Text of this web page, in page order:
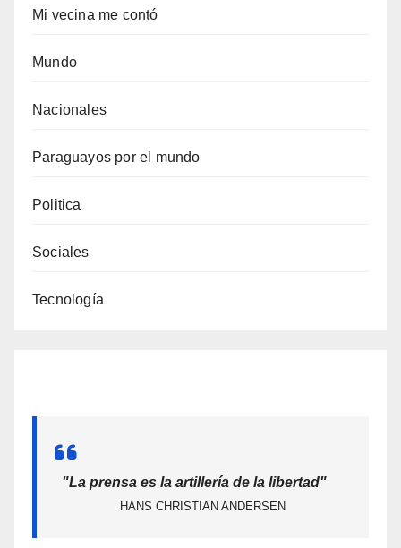
Mi vecina me contó
Mundo
Nacionales
Paraguayos por el mundo
Politica
Sociales
Tecnología
"La prensa es la artillería de la libertad"
HANS CHRISTIAN ANDERSEN